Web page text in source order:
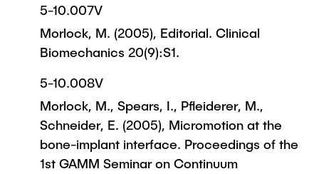
5-10.007V
Morlock, M. (2005), Editorial. Clinical
Biomechanics 20(9):S1.
5-10.008V
Morlock, M., Spears, I., Pfleiderer, M.,
Schneider, E. (2005), Micromotion at the
bone-implant interface. Proceedings of the
1st GAMM Seminar on Continuum